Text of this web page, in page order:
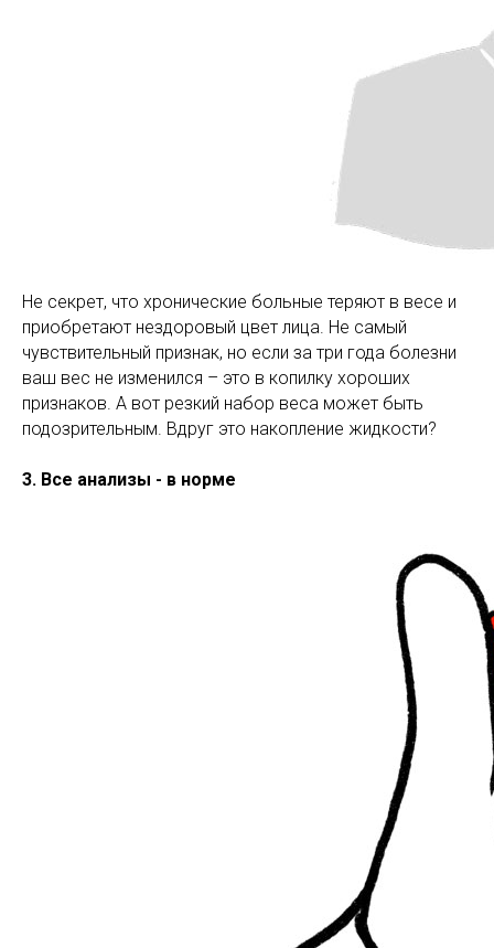
Не секрет, что хронические больные теряют в весе и
приобретают нездоровый цвет лица. Не самый
чувствительный признак, но если за три года болезни
ваш вес не изменился – это в копилку хороших
признаков. А вот резкий набор веса может быть
подозрительным. Вдруг это накопление жидкости?
3. Все анализы - в норме